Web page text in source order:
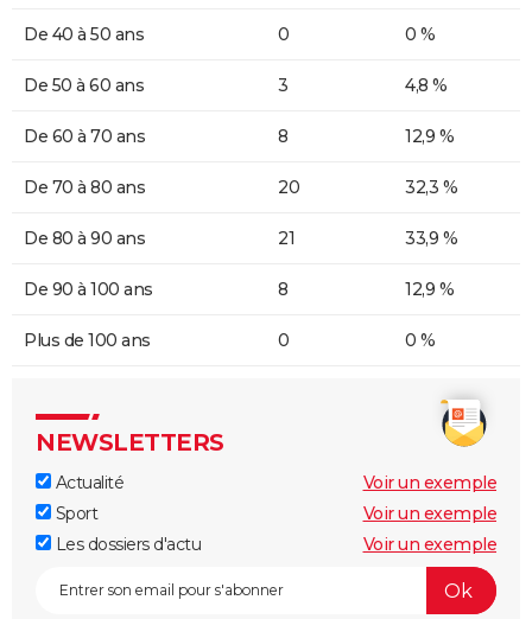
De 40 à 50 ans 0 0 %
De 50 à 60 ans 3 4,8 %
De 60 à 70 ans 8 12,9 %
De 70 à 80 ans 20 32,3 %
De 80 à 90 ans 21 33,9 %
De 90 à 100 ans 8 12,9 %
Plus de 100 ans 0 0 %
NEWSLETTERS
Actualité
Voir un exemple
Sport
Voir un exemple
Les dossiers d'actu
Voir un exemple